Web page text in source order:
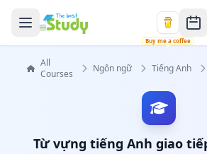
Buy me a coffee
All
Courses
Ngôn ngữ Tiếng Anh
Từ vựng tiếng Anh giao